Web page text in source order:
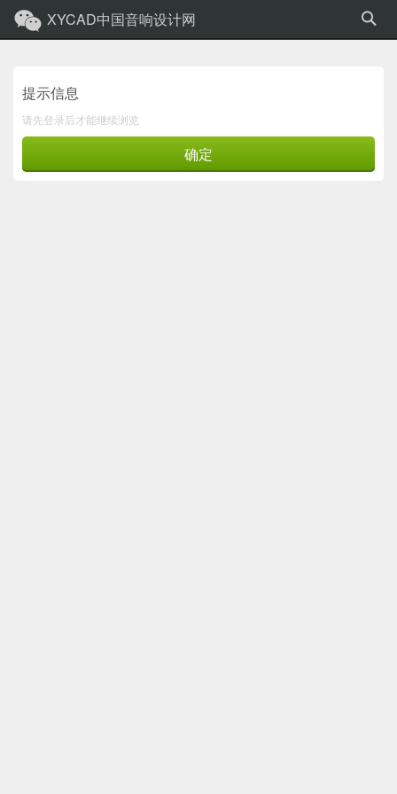
XYCAD中国音响设计网
提示信息
请先登录后才能继续浏览
确定